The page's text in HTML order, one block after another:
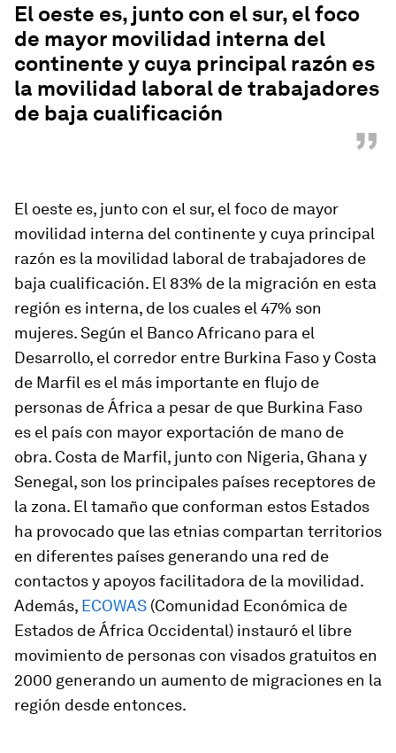
El oeste es, junto con el sur, el foco
de mayor movilidad interna del
continente y cuya principal razón es
la movilidad laboral de trabajadores
de baja cualificación
”
El oeste es, junto con el sur, el foco de mayor
movilidad interna del continente y cuya principal
razón es la movilidad laboral de trabajadores de
baja cualificación. El 83% de la migración en esta
región es interna, de los cuales el 47% son
mujeres. Según el Banco Africano para el
Desarrollo, el corredor entre Burkina Faso y Costa
de Marfil es el más importante en flujo de
personas de África a pesar de que Burkina Faso
es el país con mayor exportación de mano de
obra. Costa de Marfil, junto con Nigeria, Ghana y
Senegal, son los principales países receptores de
la zona. El tamaño que conforman estos Estados
ha provocado que las etnias compartan territorios
en diferentes países generando una red de
contactos y apoyos facilitadora de la movilidad.
Además, ECOWAS (Comunidad Económica de
Estados de África Occidental) instauró el libre
movimiento de personas con visados gratuitos en
2000 generando un aumento de migraciones en la
región desde entonces.